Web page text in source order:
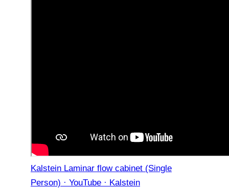
Kalstein Laminar flow cabinet (Single
Person) · YouTube · Kalstein